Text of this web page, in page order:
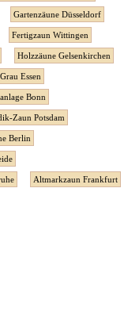
Gartenzäune Düsseldorf
Fertigzaun Wittingen
Holzzäune Gelsenkirchen
Essen
Bonn
Zaun Potsdam
Berlin
Altmarkzaun Frankfurt